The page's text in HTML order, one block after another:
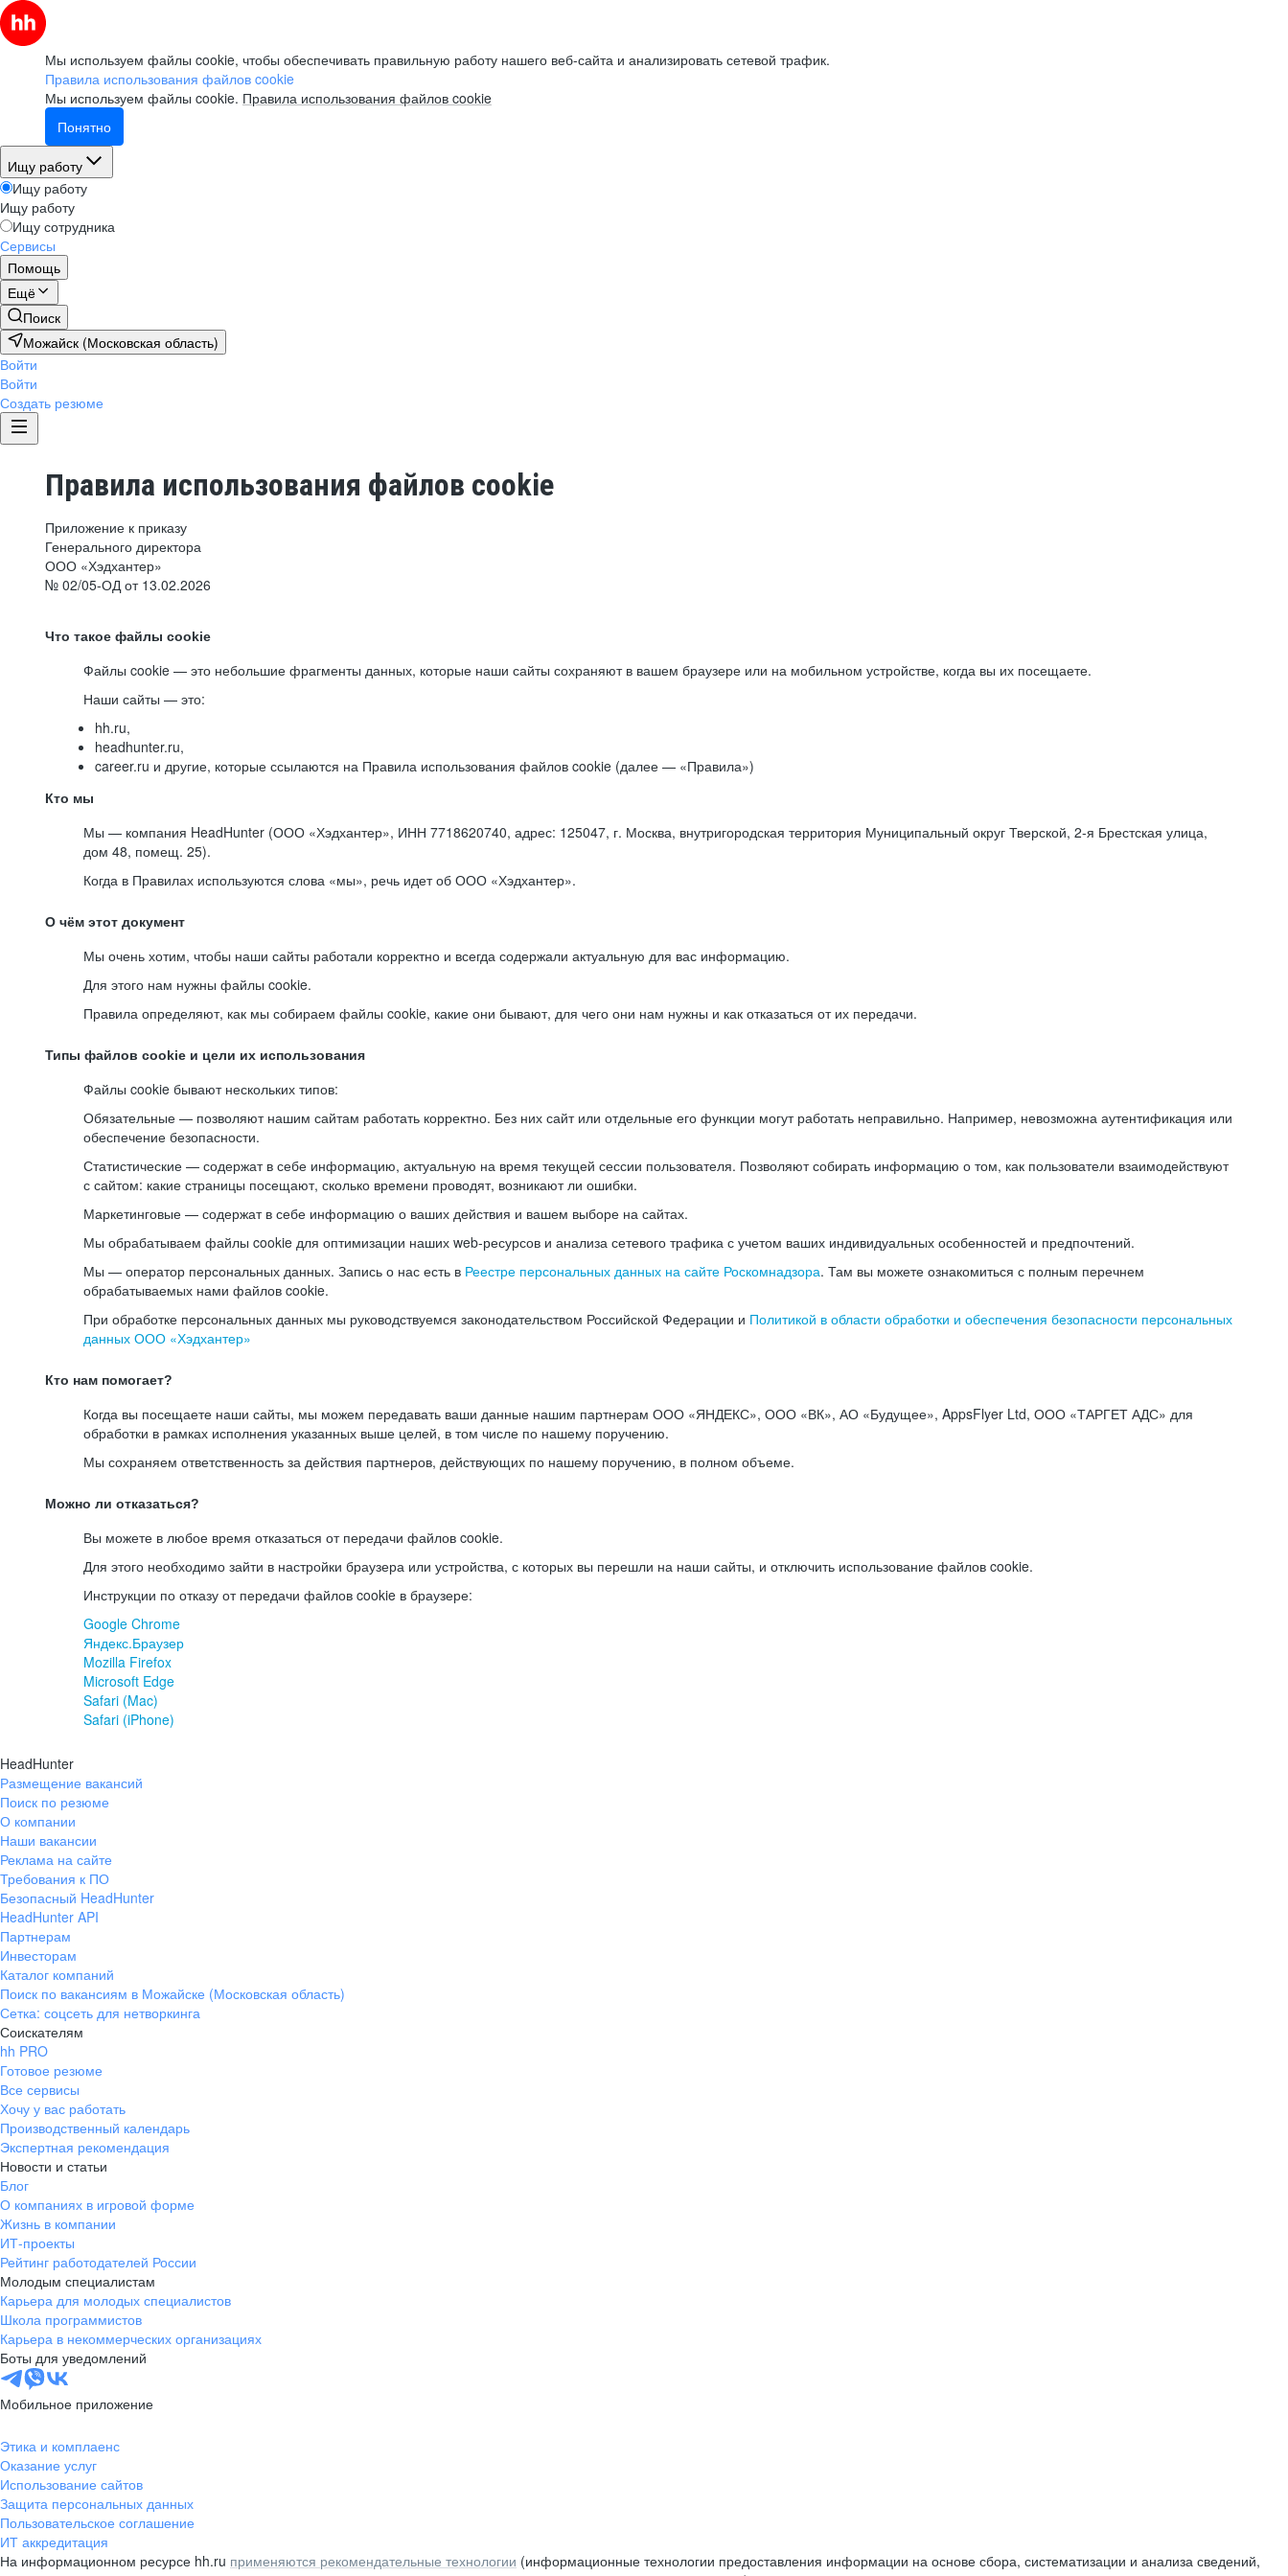
Мы используем файлы cookie, чтобы обеспечивать правильную работу нашего веб-сайта и анализировать сетевой трафик.
Правила использования файлов cookie
Мы используем файлы cookie. Правила использования файлов cookie
Понятно
Ищу работу
Ищу работу
Ищу работу
Ищу сотрудника
Сервисы
Помощь
Ещё
Поиск
Можайск (Московская область)
Войти
Войти
Создать резюме
Правила использования файлов cookie
Приложение к приказу
Генерального директора
ООО «Хэдхантер»
№ 02/05-ОД от 13.02.2026
Что такое файлы cookie
Файлы cookie — это небольшие фрагменты данных, которые наши сайты сохраняют в вашем браузере или на мобильном устройстве, когда вы их посещаете.
Наши сайты — это:
hh.ru,
headhunter.ru,
career.ru и другие, которые ссылаются на Правила использования файлов cookie (далее — «Правила»)
Кто мы
Мы — компания HeadHunter (ООО «Хэдхантер», ИНН 7718620740, адрес: 125047, г. Москва, внутригородская территория Муниципальный округ Тверской, 2-я Брестская улица,
дом 48, помещ. 25).
Когда в Правилах используются слова «мы», речь идет об ООО «Хэдхантер».
О чём этот документ
Мы очень хотим, чтобы наши сайты работали корректно и всегда содержали актуальную для вас информацию.
Для этого нам нужны файлы cookie.
Правила определяют, как мы собираем файлы cookie, какие они бывают, для чего они нам нужны и как отказаться от их передачи.
Типы файлов cookie и цели их использования
Файлы cookie бывают нескольких типов:
Обязательные — позволяют нашим сайтам работать корректно. Без них сайт или отдельные его функции могут работать неправильно. Например, невозможна аутентификация или
обеспечение безопасности.
Статистические — содержат в себе информацию, актуальную на время текущей сессии пользователя. Позволяют собирать информацию о том, как пользователи взаимодействуют
с сайтом: какие страницы посещают, сколько времени проводят, возникают ли ошибки.
Маркетинговые — содержат в себе информацию о ваших действия и вашем выборе на сайтах.
Мы обрабатываем файлы cookie для оптимизации наших web-ресурсов и анализа сетевого трафика с учетом ваших индивидуальных особенностей и предпочтений.
Мы — оператор персональных данных. Запись о нас есть в Реестре персональных данных на сайте Роскомнадзора. Там вы можете ознакомиться с полным перечнем
обрабатываемых нами файлов cookie.
При обработке персональных данных мы руководствуемся законодательством Российской Федерации и Политикой в области обработки и обеспечения безопасности персональных
данных ООО «Хэдхантер»
Кто нам помогает?
Когда вы посещаете наши сайты, мы можем передавать ваши данные нашим партнерам ООО «ЯНДЕКС», ООО «ВК», АО «Будущее», AppsFlyer Ltd, ООО «ТАРГЕТ АДС» для
обработки в рамках исполнения указанных выше целей, в том числе по нашему поручению.
Мы сохраняем ответственность за действия партнеров, действующих по нашему поручению, в полном объеме.
Можно ли отказаться?
Вы можете в любое время отказаться от передачи файлов cookie.
Для этого необходимо зайти в настройки браузера или устройства, с которых вы перешли на наши сайты, и отключить использование файлов cookie.
Инструкции по отказу от передачи файлов cookie в браузере:
Google Chrome
Яндекс.Браузер
Mozilla Firefox
Microsoft Edge
Safari (Mac)
Safari (iPhone)
HeadHunter
Размещение вакансий
Поиск по резюме
О компании
Наши вакансии
Реклама на сайте
Требования к ПО
Безопасный HeadHunter
HeadHunter API
Партнерам
Инвесторам
Каталог компаний
Поиск по вакансиям в Можайске (Московская область)
Сетка: соцсеть для нетворкинга
Соискателям
hh PRO
Готовое резюме
Все сервисы
Хочу у вас работать
Производственный календарь
Экспертная рекомендация
Новости и статьи
Блог
О компаниях в игровой форме
Жизнь в компании
ИТ-проекты
Рейтинг работодателей России
Молодым специалистам
Карьера для молодых специалистов
Школа программистов
Карьера в некоммерческих организациях
Боты для уведомлений
Мобильное приложение
Этика и комплаенс
Оказание услуг
Использование сайтов
Защита персональных данных
Пользовательское соглашение
ИТ аккредитация
На информационном ресурсе hh.ru применяются рекомендательные технологии (информационные технологии предоставления информации на основе сбора, систематизации и анализа сведений,